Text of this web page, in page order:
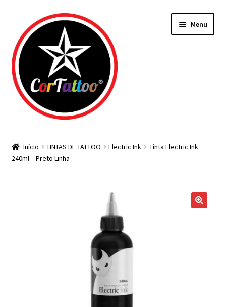
para
navegação
para
o
conteúdo
Menu
Agulhas
Início TINTAS DE TATTOO Electric Ink
Tinta Electric Ink
240ml – Preto Linha